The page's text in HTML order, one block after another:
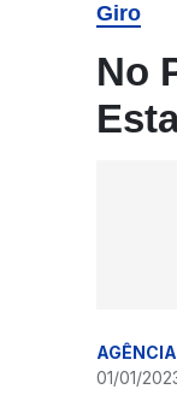
Giro
No
01/01/